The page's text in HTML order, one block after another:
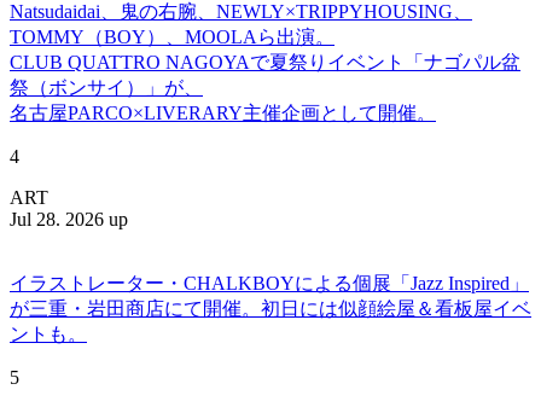
Natsudaidai、鬼の右腕、NEWLY×TRIPPYHOUSING、
TOMMY（BOY）、MOOLAら出演。
CLUB QUATTRO NAGOYAで夏祭りイベント「ナゴパル盆
祭（ボンサイ）」が、
名古屋PARCO×LIVERARY主催企画として開催。
4
ART
Jul 28. 2026 up
イラストレーター・CHALKBOYによる個展「Jazz Inspired」
が三重・岩田商店にて開催。初日には似顔絵屋＆看板屋イベ
ントも。
5